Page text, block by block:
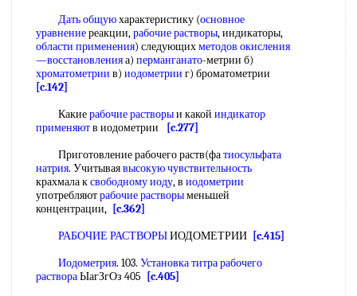
Дать общуюхарактеристику (основное
уравнениереакции,рабочие растворы, индикаторы,
области применения) следующихметодов окисления
—восстановленияа) перманганато-метрии б)
хроматометрии в) иодометрии г) броматометрии
[c.142]
Какиерабочие растворыи какой индикатор
применяютв иодометрии
[c.277]
Приготовление рабочего раств(фатиосульфата
натрия. Учитываявысокую чувствительность
крахмала ксвободному иоду, в иодометрии
употребляютрабочие растворыменьшей
концентрации, [c.362]
РАБОЧИЕ РАСТВОРЫИОДОМЕТРИИ [c.415]
Иодометрия. 103. Установка титра рабочего
раствораЫагЗгОз 405
[c.405]